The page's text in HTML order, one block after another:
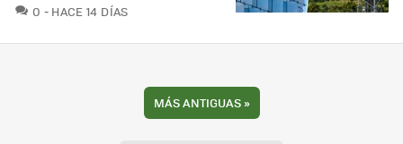
0 COMENTARIOS
HACE 14 DÍAS
MÁS ANTIGUAS»